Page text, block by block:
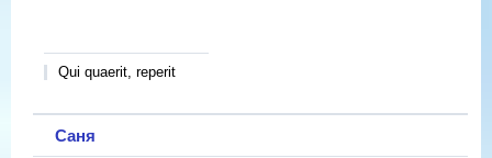
Qui quaerit, reperit
Саня